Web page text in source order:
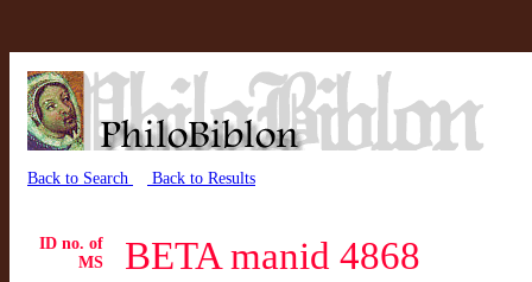
Back to Search Back to Results
ID no. of
MS
BETA manid 4868